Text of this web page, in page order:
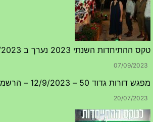
טקס ההתיחדות השנתי 2023 נערך ב 5/9/2023 באנדרטה
07/09/2023
מפגש דורות גדוד 50 – 12/9/2023 – הרשמה
20/07/2023